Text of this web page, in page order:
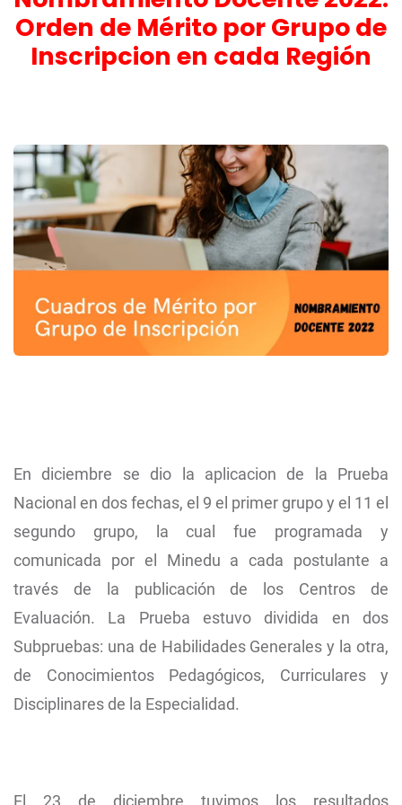
Orden de Mérito por Grupo de
Inscripcion en cada Región
En diciembre se dio la aplicacion de la Prueba
Nacional en dos fechas, el 9 el primer grupo y el 11 el
segundo grupo, la cual fue programada y
comunicada por el Minedu a cada postulante a
través de la publicación de los Centros de
Evaluación. La Prueba estuvo dividida en dos
Subpruebas: una de Habilidades Generales y la otra,
de Conocimientos Pedagógicos, Curriculares y
Disciplinares de la Especialidad.
El 23 de diciembre tuvimos los resultados